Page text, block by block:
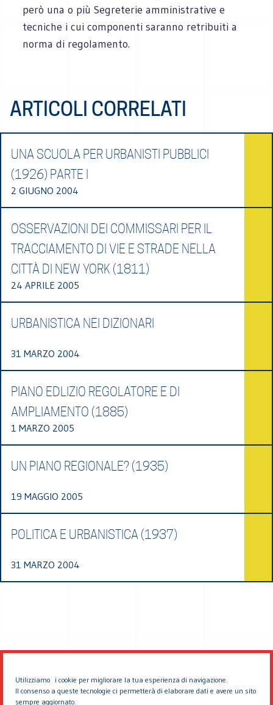
Utilizziamo i cookie per migliorare la tua esperienza di navigazione.
Il consenso a queste tecnologie ci permetterà di elaborare dati e avere un sito
sempre aggiornato.
però una o più Segreterie amministrative e
tecniche i cui componenti saranno retribuiti a
norma di regolamento.
ARTICOLI CORRELATI
UNA SCUOLA PER URBANISTI PUBBLICI
(1926) PARTE I
2 GIUGNO 2004
OSSERVAZIONI DEI COMMISSARI PER IL
TRACCIAMENTO DI VIE E STRADE NELLA
CITTÀ DI NEW YORK (1811)
24 APRILE 2005
URBANISTICA NEI DIZIONARI
31 MARZO 2004
PIANO EDLIZIO REGOLATORE E DI
AMPLIAMENTO (1885)
1 MARZO 2005
UN PIANO REGIONALE? (1935)
19 MAGGIO 2005
POLITICA E URBANISTICA (1937)
31 MARZO 2004